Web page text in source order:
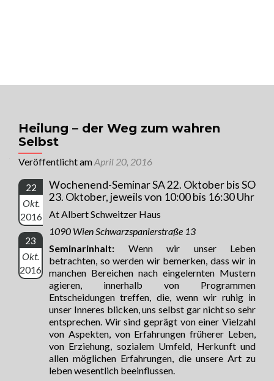
Heilung – der Weg zum wahren
Selbst
Veröffentlicht amApril 20, 2016
22
Okt.
2016
23
Okt.
2016
Wochenend-Seminar SA 22. Oktober bis SO
23. Oktober, jeweils von 10:00 bis 16:30 Uhr
At Albert Schweitzer Haus
1090 Wien Schwarzspanierstraße 13
Seminarinhalt: Wenn wir unser Leben
betrachten, so werden wir bemerken, dass wir in
manchen Bereichen nach eingelernten Mustern
agieren, innerhalb von Programmen
Entscheidungen treffen, die, wenn wir ruhig in
unser Inneres blicken, uns selbst gar nicht so sehr
entsprechen. Wir sind geprägt von einer Vielzahl
von Aspekten, von Erfahrungen früherer Leben,
von Erziehung, sozialem Umfeld, Herkunft und
allen möglichen Erfahrungen, die unsere Art zu
leben wesentlich beeinflussen.